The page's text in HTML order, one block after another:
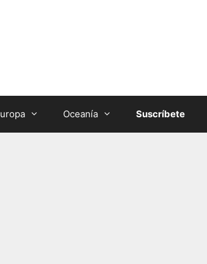
Oceanía Suscríbete